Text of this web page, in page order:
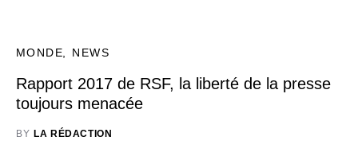
MONDE NEWS
Rapport 2017 de RSF, la liberté de la presse
toujours menacée
BY LA RÉDACTION